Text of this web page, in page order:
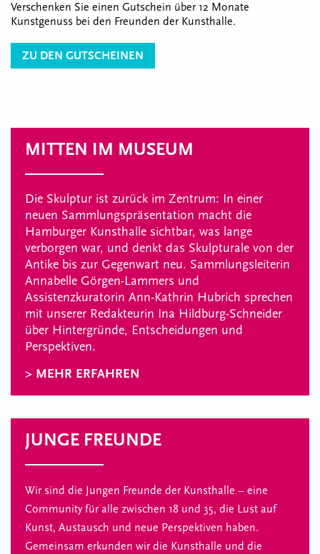
Verschenken Sie einen Gutschein über 12 Monate
Kunstgenuss bei den Freunden der Kunsthalle.
ZU DEN GUTSCHEINEN
MITTEN IM MUSEUM
Die Skulptur ist zurück im Zentrum: In einer
neuen Sammlungspräsentation macht die
Hamburger Kunsthalle sichtbar, was lange
verborgen war, und denkt das Skulpturale von der
Antike bis zur Gegenwart neu. Sammlungsleiterin
Annabelle Görgen-Lammers und
Assistenzkuratorin Ann-Kathrin Hubrich sprechen
mit unserer Redakteurin Ina Hildburg-Schneider
über Hintergründe, Entscheidungen und
Perspektiven.
> MEHR ERFAHREN
JUNGE FREUNDE
Wir sind die Jungen Freunde der Kunsthalle – eine
Community für alle zwischen 18 und 35, die Lust auf
Kunst, Austausch und neue Perspektiven haben.
Gemeinsam erkunden wir die Kunsthalle und die